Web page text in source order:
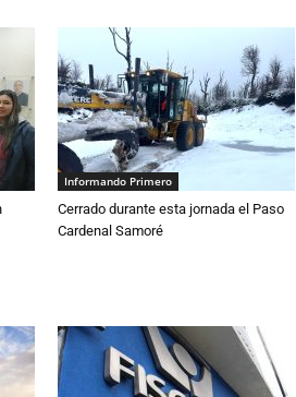
Informando Primero
Cerrado durante esta jornada el Paso
Cardenal Samoré